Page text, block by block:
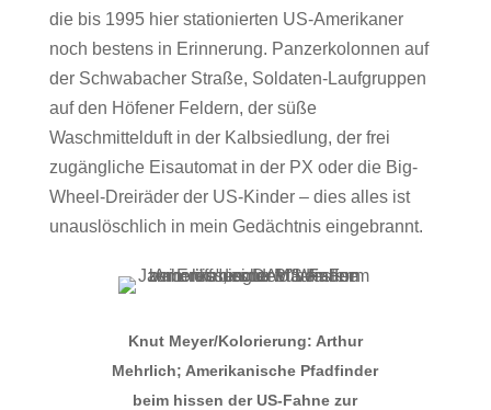
die bis 1995 hier stationierten US-Amerikaner
noch bestens in Erinnerung. Panzerkolonnen auf
der Schwabacher Straße, Soldaten-Laufgruppen
auf den Höfener Feldern, der süße
Waschmittelduft in der Kalbsiedlung, der frei
zugängliche Eisautomat in der PX oder die Big-
Wheel-Dreiräder der US-Kinder – dies alles ist
unauslöschlich in mein Gedächtnis eingebrannt.
Knut Meyer/Kolorierung: Arthur
Mehrlich; Amerikanische Pfadfinder
beim hissen der US-Fahne zur